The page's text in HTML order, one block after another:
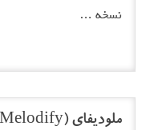
نسخه …